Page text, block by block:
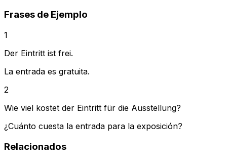
Frases de Ejemplo
1
Der Eintritt ist frei.
La entrada es gratuita.
2
Wie viel kostet der Eintritt für die Ausstellung?
¿Cuánto cuesta la entrada para la exposición?
Relacionados